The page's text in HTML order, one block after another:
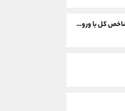
بورس 9 تیر 1405؛ رشد 68 هزار واحدی شاخص کل با ورود 3 همت پول حقیقی